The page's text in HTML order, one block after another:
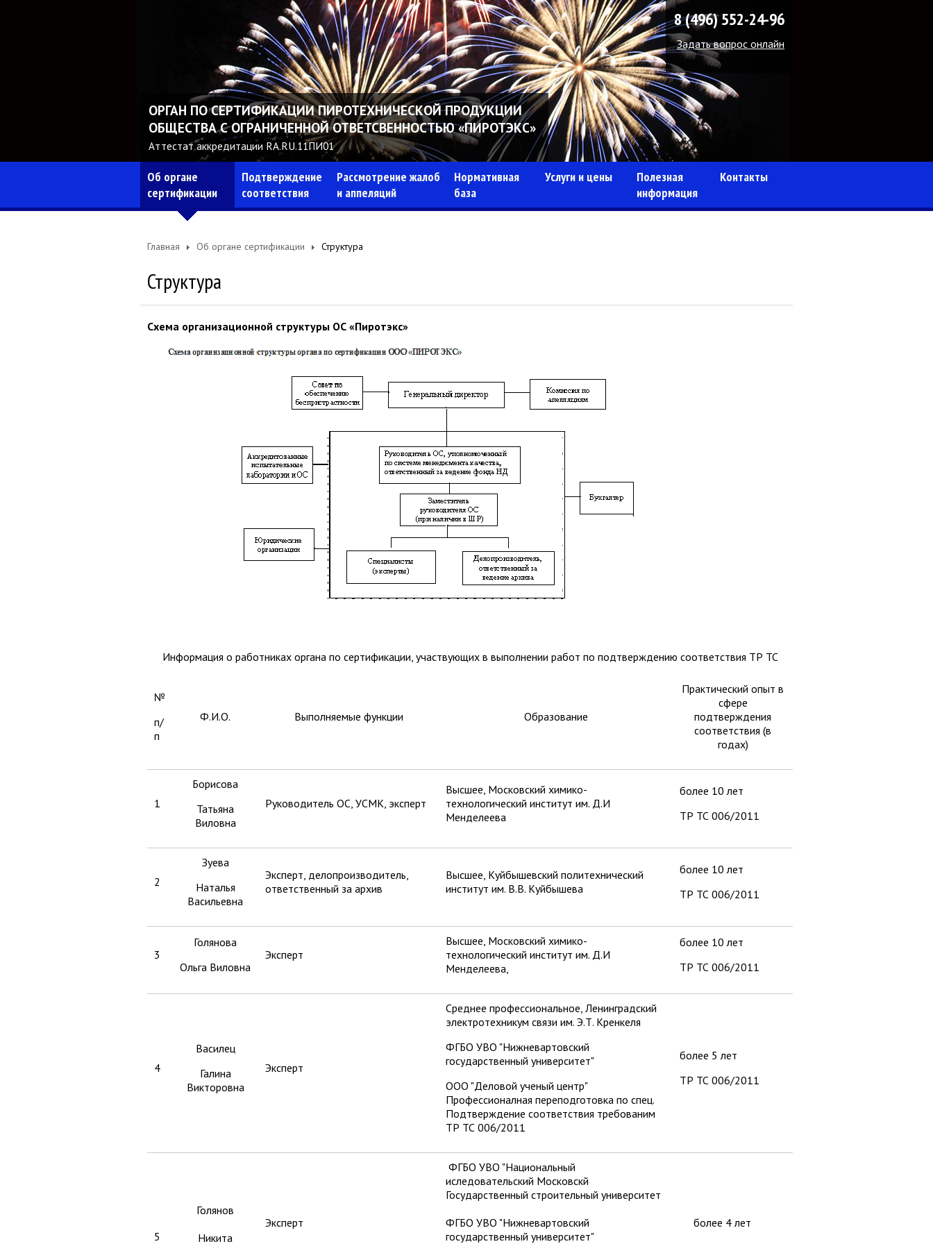
8 (496) 552-24-96
Задать вопрос онлайн
ОРГАН ПО СЕРТИФИКАЦИИ ПИРОТЕХНИЧЕСКОЙ ПРОДУКЦИИ
ОБЩЕСТВА С ОГРАНИЧЕННОЙ ОТВЕТСВЕННОСТЬЮ «ПИРОТЭКС»
Аттестат аккредитации RA.RU.11ПИ01
Об органе
сертификации
Подтверждение
соответствия
Рассмотрение жалоб
и аппеляций
Нормативная
база
Услуги и цены
Полезная
информация
Контакты
Главная Об органе сертификации Структура
Структура
Схема организационной структуры ОС «Пиротэкс»
Информация о работниках органа по сертификации, участвующих в выполнении работ по подтверждению соответствия ТР ТС
№
п/
п
Ф.И.О. Выполняемые функции Образование
Практический опыт в
сфере
подтверждения
соответствия (в
годах)
1
Борисова
Татьяна
Виловна
Руководитель ОС, УСМК, эксперт
Высшее, Московский химико-
технологический институт им. Д.И
Менделеева
более 10 лет
ТР ТС 006/2011
2
Зуева
Наталья
Васильевна
Эксперт, делопроизводитель,
ответственный за архив
Высшее, Куйбышевский политехнический
институт им. В.В. Куйбышева
более 10 лет
ТР ТС 006/2011
3
Голянова
Ольга Виловна
Эксперт
Высшее, Московский химико-
технологический институт им. Д.И
Менделеева,
более 10 лет
ТР ТС 006/2011
4
Василец
Галина
Викторовна
Эксперт
Среднее профессиональное, Ленинградский
электротехникум связи им. Э.Т. Кренкеля
ФГБО УВО "Нижневартовский
государственный университет"
ООО "Деловой ученый центр"
Профессионалная переподготовка по спец.
Подтверждение соответствия требованим
ТР ТС 006/2011
более 5 лет
ТР ТС 006/2011
5
Голянов
Никита
Эксперт
ФГБО УВО "Национальный
иследовательский Московскй
Государственный строительный университет
ФГБО УВО "Нижневартовский
государственный университет"
более 4 лет